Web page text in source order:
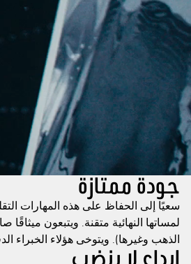
جودة ممتازة
سعيًا إلى الحفاظ على هذه المهارات
لمساتها النهائية متقنة. ويتبعون
الذهب وغيرها). ويتوخى هؤلاء الخبراء